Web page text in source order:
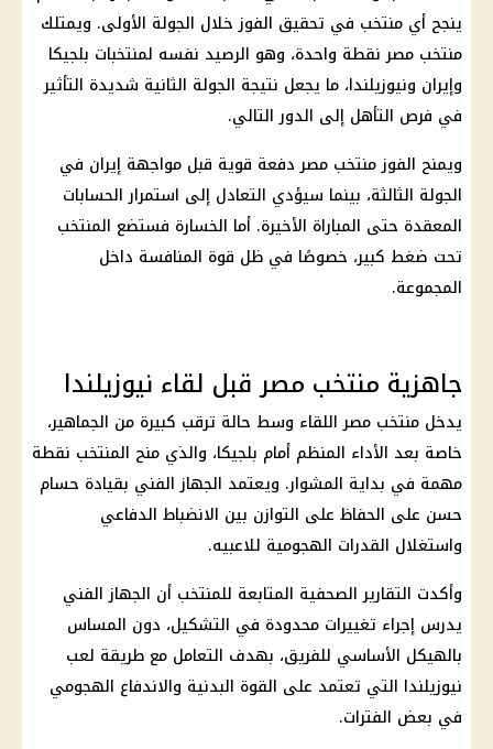
ينجح أي منتخب في تحقيق الفوز خلال الجولة الأولى. ويمتلك
منتخب مصر نقطة واحدة، وهو الرصيد نفسه لمنتخبات بلجيكا
وإيران ونيوزيلندا، ما يجعل نتيجة الجولة الثانية شديدة التأثير
في فرص التأهل إلى الدور التالي.
ويمنح الفوز منتخب مصر دفعة قوية قبل مواجهة إيران في
الجولة الثالثة، بينما سيؤدي التعادل إلى استمرار الحسابات
المعقدة حتى المباراة الأخيرة. أما الخسارة فستضع المنتخب
تحت ضغط كبير، خصوصًا في ظل قوة المنافسة داخل
المجموعة.
جاهزية منتخب مصر قبل لقاء نيوزيلندا
يدخل منتخب مصر اللقاء وسط حالة ترقب كبيرة من الجماهير،
خاصة بعد الأداء المنظم أمام بلجيكا، والذي منح المنتخب نقطة
مهمة في بداية المشوار. ويعتمد الجهاز الفني بقيادة حسام
حسن على الحفاظ على التوازن بين الانضباط الدفاعي
واستغلال القدرات الهجومية للاعبيه.
وأكدت التقارير الصحفية المتابعة للمنتخب أن الجهاز الفني
يدرس إجراء تغييرات محدودة في التشكيل، دون المساس
بالهيكل الأساسي للفريق، بهدف التعامل مع طريقة لعب
نيوزيلندا التي تعتمد على القوة البدنية والاندفاع الهجومي
في بعض الفترات.